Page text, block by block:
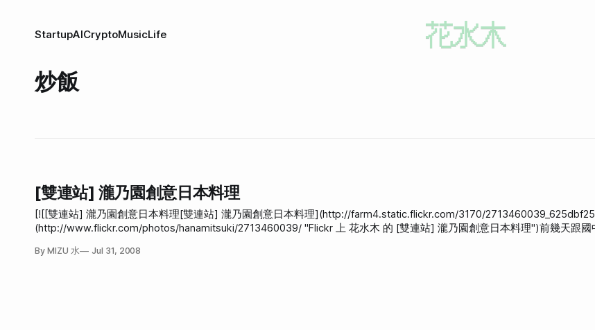
StartupAICryptoMusicLife
炒飯
[雙連站] 瀧乃園創意日本料理
[![[雙連站] 瀧乃園創意日本料理[雙連站] 瀧乃園創意日本料理](http://farm4.static.flickr.com/3170/
(http://www.flickr.com/photos/hanamitsuki/2713460039/ "Flickr 上 花水木 的 [雙連站] 瀧乃園創意日本料理")前幾天跟國
羅，配烏龍麵吃，大家是會把炸蝦放進烏龍麵的湯裡嗎？那樣好奇怪哦！ 烤牛肉，也很不錯。 炸豆腐，正常好吃，但還是比較想念美觀園
By MIZU 水 Jul 31, 2008